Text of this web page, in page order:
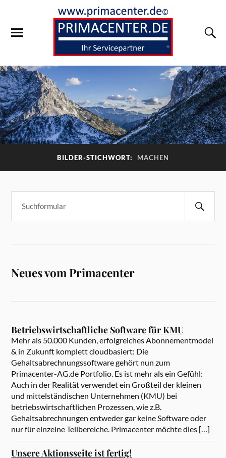
BILDER-STICHWORT: MACHEN
Neues vom Primacenter
Betriebswirtschaftliche Software für KMU
Mehr als 50.000 Kunden, erfolgreiches Abonnementmodel
& in Zukunft komplett cloudbasiert: Die
Gehaltsabrechnungssoftware gehört nun zum
Primacenter-AG.de Portfolio. Es ist mehr als ein Gefühl:
Auch in der Realität verwendet ein Großteil der kleinen
und mittelständischen Unternehmen (KMU) bei
betriebswirtschaftlichen Prozessen, wie z.B.
Gehaltsabrechnungen entweder gar keine Software oder
nur für einzelne Teilbereiche. Primacenter möchte dies […]
Unsere Aktionsseite ist fertig!